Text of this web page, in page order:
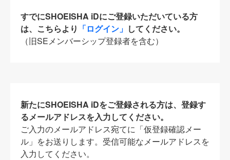
すでにSHOEISHA iDにご登録いただいている方
は、こちらより 「ログイン」 してください。
（旧SEメンバーシップ登録者を含む）
新たにSHOEISHA iDをご登録される方は、登録す
るメールアドレスを入力してください。
ご入力のメールアドレス宛てに「仮登録確認メー
ル」をお送りします。受信可能なメールアドレスを
入力してください。